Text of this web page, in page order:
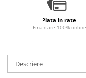
Plata in rate
Finantare 100% online
Descriere